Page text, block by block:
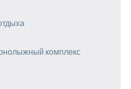
комплекс